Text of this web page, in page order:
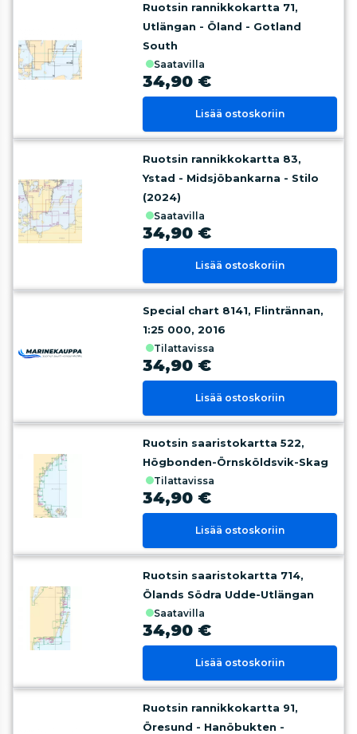
Ruotsin rannikkokartta 71,
Utlängan - Öland - Gotland
South
saatavilla
34,90 €
Lisää ostoskoriin
Ruotsin rannikkokartta 83,
Ystad - Midsjöbankarna - Stilo
(2024)
saatavilla
34,90 €
Lisää ostoskoriin
Special chart 8141, Flintrännan,
1:25 000, 2016
tilattavissa
34,90 €
Lisää ostoskoriin
Ruotsin saaristokartta 522,
Högbonden-Örnsköldsvik-Skag
tilattavissa
34,90 €
Lisää ostoskoriin
Ruotsin saaristokartta 714,
Ölands Södra Udde-Utlängan
saatavilla
34,90 €
Lisää ostoskoriin
Ruotsin rannikkokartta 91,
Öresund - Hanöbukten -